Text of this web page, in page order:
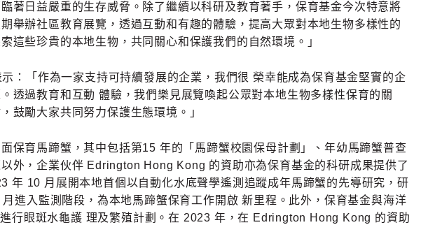
著日益嚴重的生存威脅。除了繼續以科研及教育著手，保育基金今次特意將
舉辦社區教育展覽，透過互動和有趣的體驗，提高大眾對本地生物多樣性的
這些珍貴的本地生物，共同關心和保護我們的自然環境。」
示：「作為一家支持可持續發展的企業，我們很 榮幸能成為保育基金堅實的企
透過教育和互動 體驗，我們樂見展覽喚起公眾對本地生物多樣性保育的關
鼓勵大家共同努力保護生態環境。」
保育馬蹄蟹，其中包括第15 年的「馬蹄蟹校園保母計劃」、年幼馬蹄蟹普查
外，企業伙伴 Edrington Hong Kong 的資助亦為保育基金的科研成果提供了
年 10 月展開本地首個以自動化水底聲學遙測追蹤成年馬蹄蟹的先導研究，研
進入監測階段，為本地馬蹄蟹保育工作開啟 新里程。此外，保育基金與海洋
行眼斑水龜護 理及繁殖計劃。在 2023 年，在 Edrington Hong Kong 的資助